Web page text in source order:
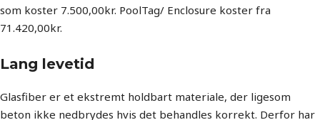
som koster 7.500,00kr. PoolTag/ Enclosure koster fra
71.420,00kr.
Lang levetid
Glasfiber er et ekstremt holdbart materiale, der ligesom
beton ikke nedbrydes hvis det behandles korrekt. Derfor har